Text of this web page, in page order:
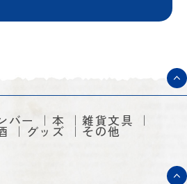
バー 本 雑貨文具
グッズ その他